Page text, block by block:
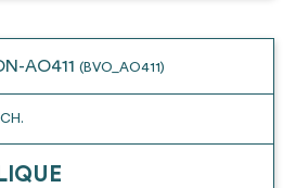
AO411 (BVO_AO411)